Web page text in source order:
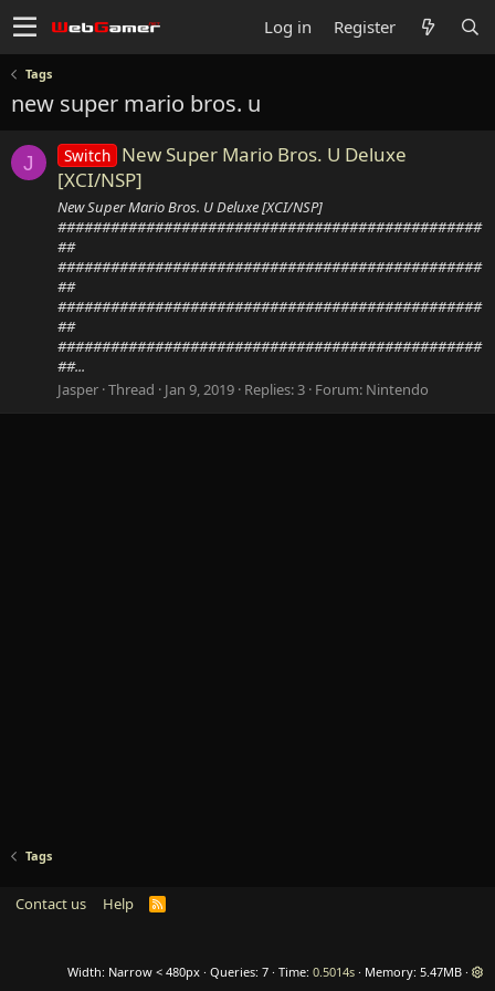
Log in Register
Tags
new super mario bros. u
J Switch New Super Mario Bros. U Deluxe
[XCI/NSP]
New Super Mario Bros. U Deluxe [XCI/NSP]
################################################
##
################################################
##
################################################
##
################################################
##...
Jasper Thread Jan 9, 2019 Replies: 3 Forum: Nintendo
Tags
Contact us Help
R
Width Queries 7 Time 0.5014s Memory 5.47MB